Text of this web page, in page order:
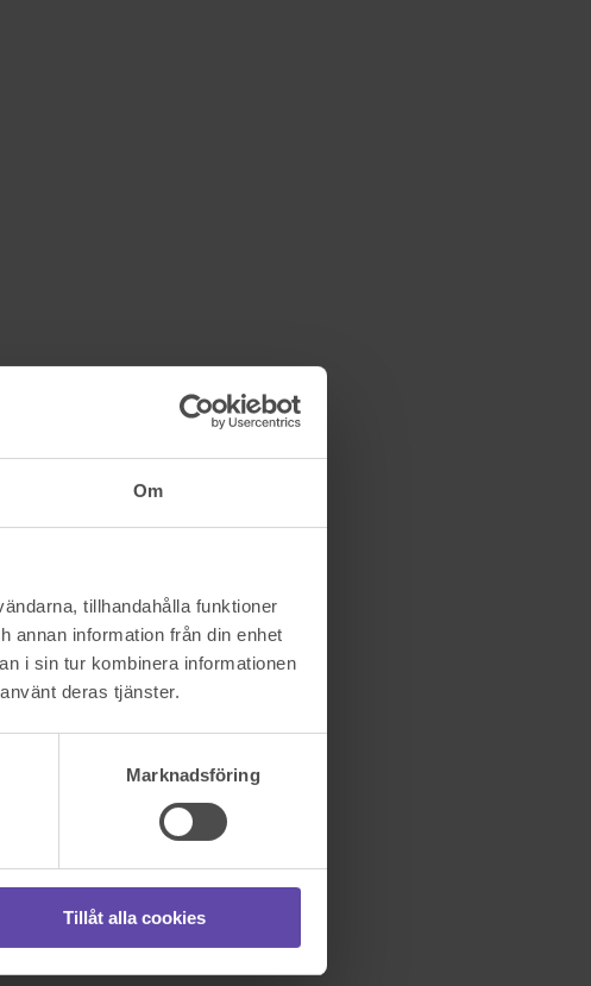
Om
tillhandahålla funktioner
annan information från din enhet
i sin tur kombinera informationen
deras tjänster.
Marknadsföring
Tillåt alla cookies